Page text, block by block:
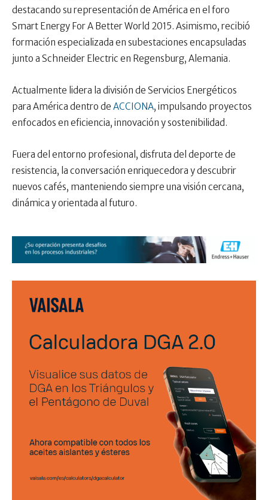
destacando su representación de América en el foro
Smart Energy For A Better World 2015. Asimismo, recibió
formación especializada en subestaciones encapsuladas
junto a Schneider Electric en Regensburg, Alemania.
Actualmente lidera la división de Servicios Energéticos
para América dentro de ACCIONA, impulsando proyectos
enfocados en eficiencia, innovación y sostenibilidad.
Fuera del entorno profesional, disfruta del deporte de
resistencia, la conversación enriquecedora y descubrir
nuevos cafés, manteniendo siempre una visión cercana,
dinámica y orientada al futuro.